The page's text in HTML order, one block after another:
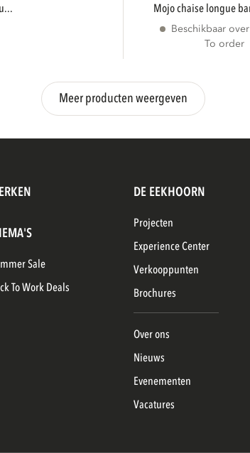
mojo chaise longue
Beschikbaar
To order
Meer producten weergeven
Sale
To Work Deals
DE EEKHOORN
Projecten
Experience Center
Verkooppunten
Brochures
Over ons
Nieuws
Evenementen
Vacatures